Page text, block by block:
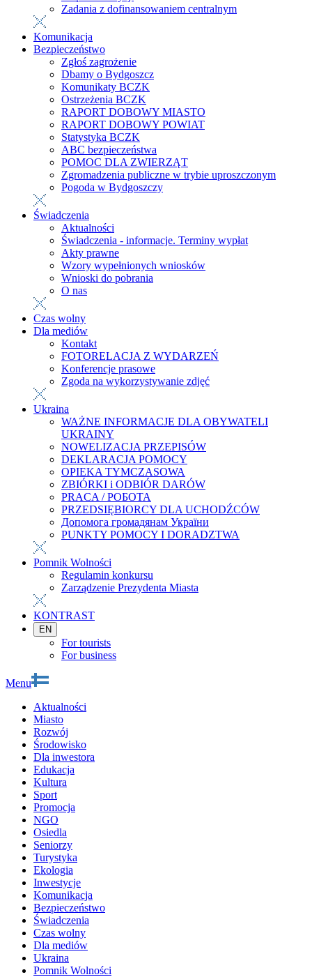
Zadania z dofinansowaniem centralnym
Komunikacja
Bezpieczeństwo
Zgłoś zagrożenie
Dbamy o Bydgoszcz
Komunikaty BCZK
Ostrzeżenia BCZK
RAPORT DOBOWY MIASTO
RAPORT DOBOWY POWIAT
Statystyka BCZK
ABC bezpieczeństwa
POMOC DLA ZWIERZĄT
Zgromadzenia publiczne w trybie uproszczonym
Pogoda w Bydgoszczy
Świadczenia
Aktualności
Świadczenia - informacje. Terminy wypłat
Akty prawne
Wzory wypełnionych wniosków
Wnioski do pobrania
O nas
Czas wolny
Dla mediów
Kontakt
FOTORELACJA Z WYDARZEŃ
Konferencje prasowe
Zgoda na wykorzystywanie zdjęć
Ukraina
WAŻNE INFORMACJE DLA OBYWATELI
UKRAINY
NOWELIZACJA PRZEPISÓW
DEKLARACJA POMOCY
OPIEKA TYMCZASOWA
ZBIÓRKI i ODBIÓR DARÓW
PRACA / РОБОТА
PRZEDSIĘBIORCY DLA UCHODŹCÓW
Допомога громадянам України
PUNKTY POMOCY I DORADZTWA
Pomnik Wolności
Regulamin konkursu
Zarządzenie Prezydenta Miasta
KONTRAST
EN
For tourists
For business
Menu
Aktualności
Miasto
Rozwój
Środowisko
Dla inwestora
Edukacja
Kultura
Sport
Promocja
NGO
Osiedla
Seniorzy
Turystyka
Ekologia
Inwestycje
Komunikacja
Bezpieczeństwo
Świadczenia
Czas wolny
Dla mediów
Ukraina
Pomnik Wolności